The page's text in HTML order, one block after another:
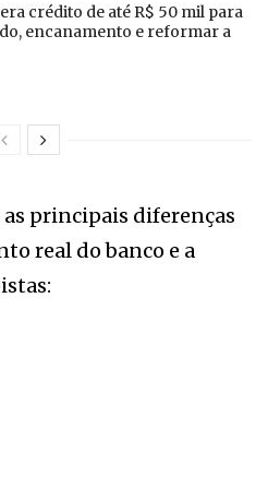
crédito de até R$ 50 mil para
encanamento e reformar a
as principais diferenças
real do banco e a